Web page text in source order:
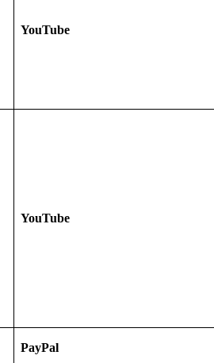
YouTube
YouTube
PayPal